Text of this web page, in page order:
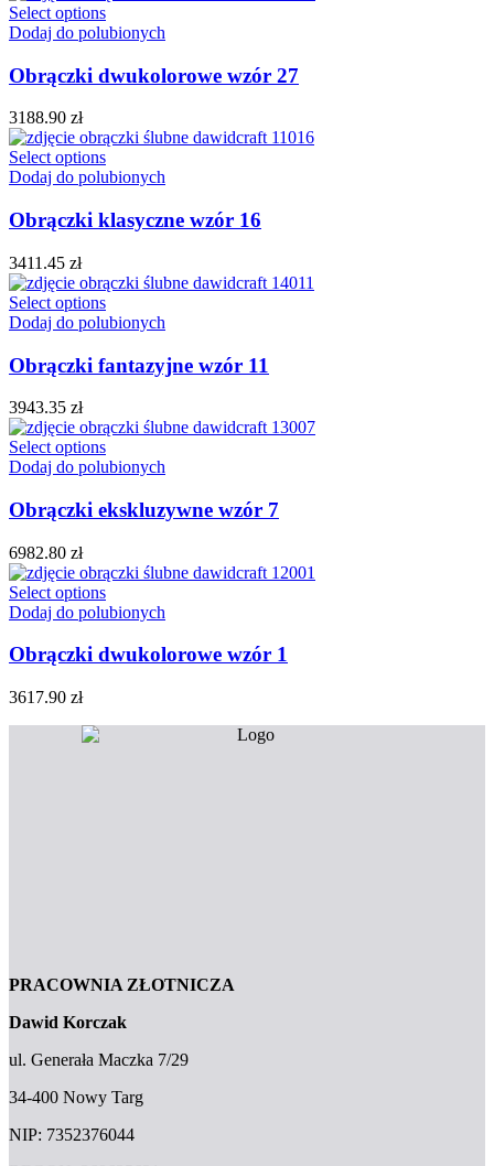
Select options
Dodaj do polubionych
Obrączki dwukolorowe wzór 27
3188.90 zł
Select options
Dodaj do polubionych
Obrączki klasyczne wzór 16
3411.45 zł
Select options
Dodaj do polubionych
Obrączki fantazyjne wzór 11
3943.35 zł
Select options
Dodaj do polubionych
Obrączki ekskluzywne wzór 7
6982.80 zł
Select options
Dodaj do polubionych
Obrączki dwukolorowe wzór 1
3617.90 zł
PRACOWNIA ZŁOTNICZA
Dawid Korczak
ul. Generała Maczka 7/29
34-400 Nowy Targ
NIP: 7352376044